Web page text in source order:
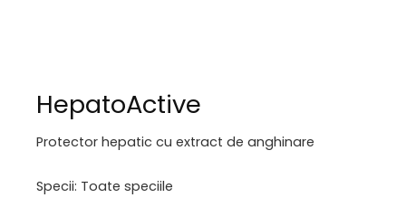
HepatoActive
Protector hepatic cu extract de anghinare
Specii: Toate speciile